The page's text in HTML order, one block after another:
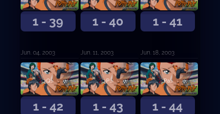
1 - 39
Jun. 04, 2003
1 - 40
Jun. 11, 2003
1 - 41
Jun. 18, 2003
1 - 42
¿Quién es ese? Sargento Chin
1 - 43
¿Puedes darme un poco de tiempo para pensar?
1 - 44
Padre, estoy bien ahora